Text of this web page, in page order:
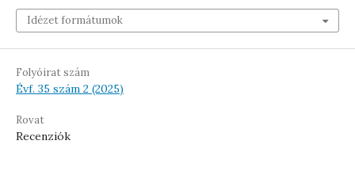
Idézet formátumok
Folyóirat szám
Évf. 35 szám 2 (2025)
Rovat
Recenziók